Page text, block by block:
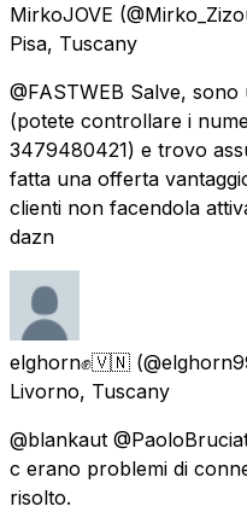
MirkoJOVE
Pisa, Tuscany
@FASTWEB Salve,
(potete controllare i
3479480421) e trovo
fatta una offerta
clienti non facendola
dazn
elghorn✊🇻🇳
Livorno, Tuscany
@blankaut
c erano problemi di
risolto.